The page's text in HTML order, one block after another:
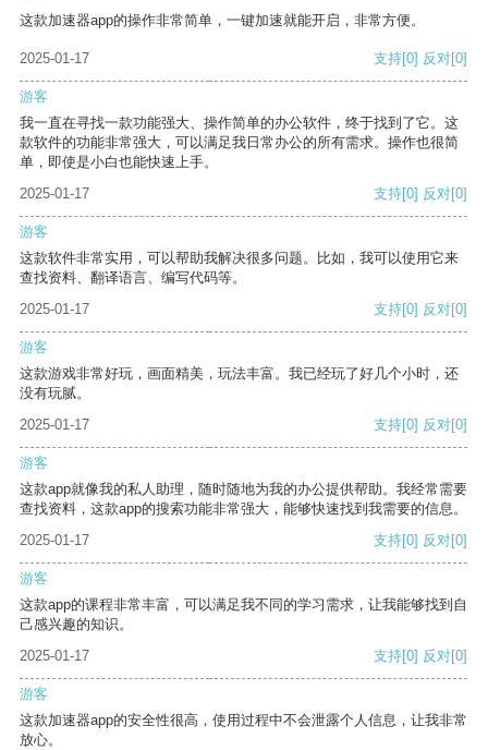
这款加速器app的操作非常简单，一键加速就能开启，非常方便。
2025-01-17 支持[0] 反对[0]
游客
我一直在寻找一款功能强大、操作简单的办公软件，终于找到了它。这
款软件的功能非常强大，可以满足我日常办公的所有需求。操作也很简
单，即使是小白也能快速上手。
2025-01-17
支持[0] 反对[0]
游客
这款软件非常实用，可以帮助我解决很多问题。比如，我可以使用它来
查找资料、翻译语言、编写代码等。
2025-01-17
支持[0] 反对[0]
游客
这款游戏非常好玩，画面精美，玩法丰富。我已经玩了好几个小时，还
没有玩腻。
2025-01-17
支持[0] 反对[0]
游客
这款app就像我的私人助理，随时随地为我的办公提供帮助。我经常需要
查找资料，这款app的搜索功能非常强大，能够快速找到我需要的信息。
2025-01-17
支持[0] 反对[0]
游客
这款app的课程非常丰富，可以满足我不同的学习需求，让我能够找到自
己感兴趣的知识。
2025-01-17
支持[0] 反对[0]
游客
这款加速器app的安全性很高，使用过程中不会泄露个人信息，让我非常
放心。